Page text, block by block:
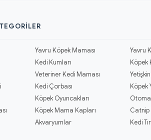
Yavru Köpek Maması
Yavru
Kedi Kumları
Köpek
Veteriner Kedi Maması
Kedi Çorbası
Köpek
Köpek Oyuncakları
Köpek Mama Kapları
Catnip
Akvaryumlar Kedi